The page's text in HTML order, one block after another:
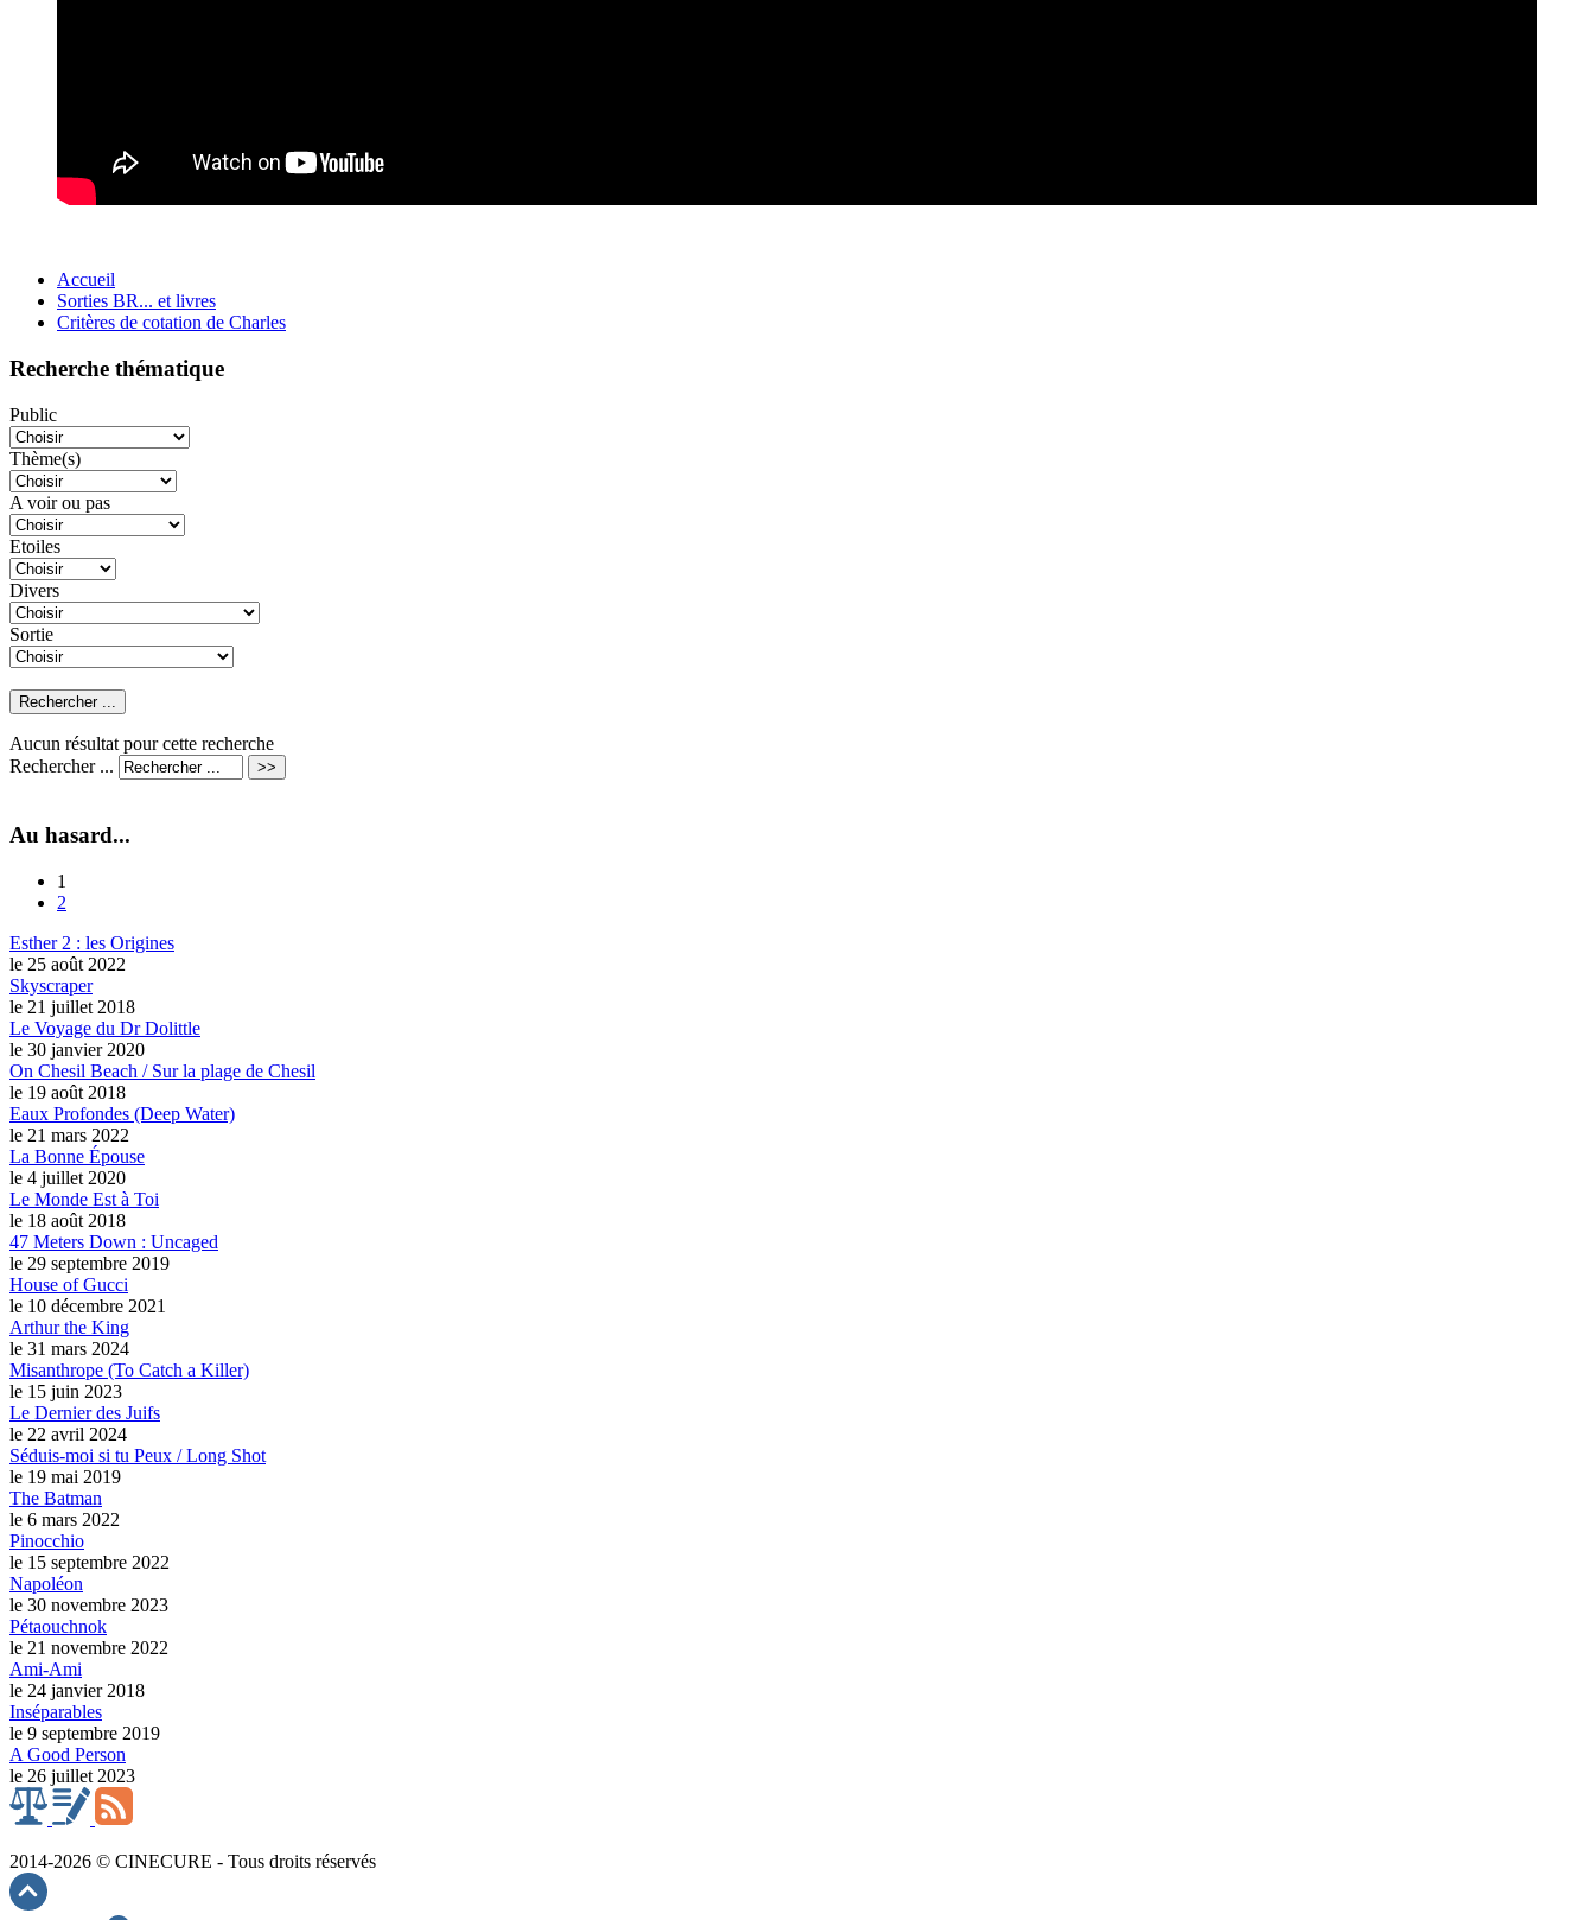
Accueil
Sorties BR... et livres
Critères de cotation de Charles
Recherche thématique
Public
Thème(s)
A voir ou pas
Etoiles
Divers
Sortie
Aucun résultat pour cette recherche
Rechercher ...
Au hasard...
1
2
Esther 2 : les Origines
le 25 août 2022
Skyscraper
le 21 juillet 2018
Le Voyage du Dr Dolittle
le 30 janvier 2020
On Chesil Beach / Sur la plage de Chesil
le 19 août 2018
Eaux Profondes (Deep Water)
le 21 mars 2022
La Bonne Épouse
le 4 juillet 2020
Le Monde Est à Toi
le 18 août 2018
47 Meters Down : Uncaged
le 29 septembre 2019
House of Gucci
le 10 décembre 2021
Arthur the King
le 31 mars 2024
Misanthrope (To Catch a Killer)
le 15 juin 2023
Le Dernier des Juifs
le 22 avril 2024
Séduis-moi si tu Peux / Long Shot
le 19 mai 2019
The Batman
le 6 mars 2022
Pinocchio
le 15 septembre 2022
Napoléon
le 30 novembre 2023
Pétaouchnok
le 21 novembre 2022
Ami-Ami
le 24 janvier 2018
Inséparables
le 9 septembre 2019
A Good Person
le 26 juillet 2023
2014-2026 © CINECURE - Tous droits réservés